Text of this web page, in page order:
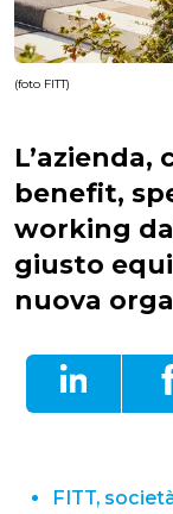
(foto FITT)
L’azienda,
benefit,
working
giusto
nuova
FITT,